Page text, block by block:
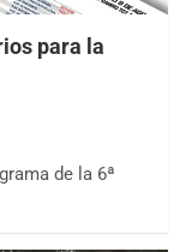
para la
de la 6ª